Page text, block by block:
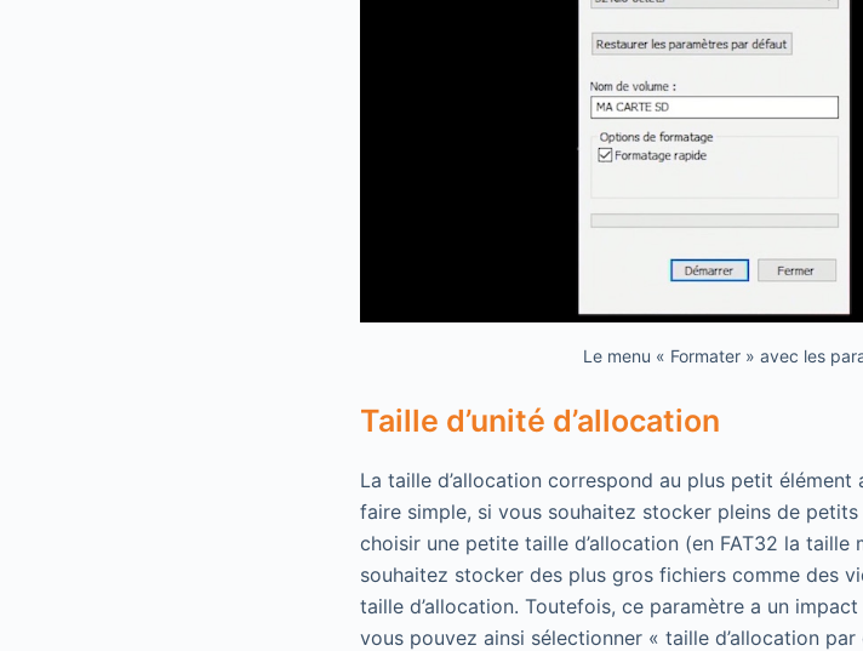
Le menu « Formater » avec les
Taille d’unité d’allocation
La taille d’allocation correspond au plus petit
faire simple, si vous souhaitez stocker pleins de
choisir une petite taille d’allocation (en FAT32 la taille
souhaitez stocker des plus gros fichiers comme des
taille d’allocation. Toutefois, ce paramètre a un
vous pouvez ainsi sélectionner « taille d’allocation par